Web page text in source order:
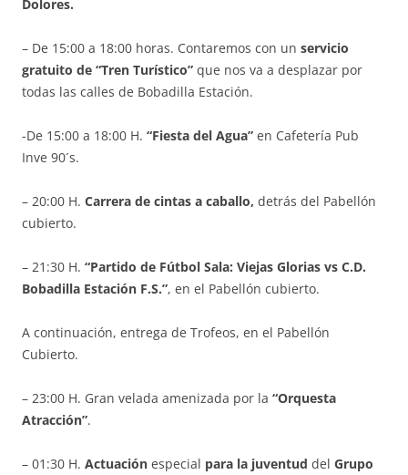
Dolores.
– De 15:00 a 18:00 horas. Contaremos con un servicio
gratuito de “Tren Turístico” que nos va a desplazar por
todas las calles de Bobadilla Estación.
-De 15:00 a 18:00 H. “Fiesta del Agua” en Cafetería Pub
Inve 90´s.
– 20:00 H. Carrera de cintas a caballo, detrás del Pabellón
cubierto.
– 21:30 H. “Partido de Fútbol Sala: Viejas Glorias vs C.D.
Bobadilla Estación F.S.”, en el Pabellón cubierto.
A continuación, entrega de Trofeos, en el Pabellón
Cubierto.
– 23:00 H. Gran velada amenizada por la “Orquesta
Atracción”.
– 01:30 H. Actuación especial para la juventud del Grupo